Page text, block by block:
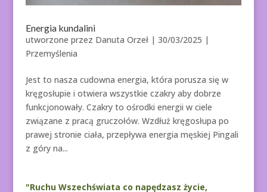
Energia kundalini
utworzone przez Danuta Orzeł| 30/03/2025 |
Przemyślenia
Jest to nasza cudowna energia, która porusza się w
kręgosłupie i otwiera wszystkie czakry aby dobrze
funkcjonowały. Czakry to ośrodki energii w ciele
związane z pracą gruczołów. Wzdłuż kręgosłupa po
prawej stronie ciała, przepływa energia męskiej Pingali
z góry na...
"Ruchu Wszechświata co napędzasz życie,